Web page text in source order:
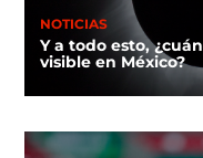
NOTICIAS
Y a todo esto,
visible en México?